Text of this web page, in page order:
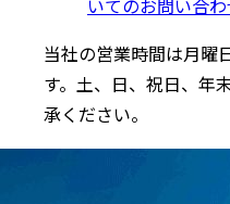
いてのお問い合わ
当社の営業時間は月曜
す。土、日、祝日、年
承ください。